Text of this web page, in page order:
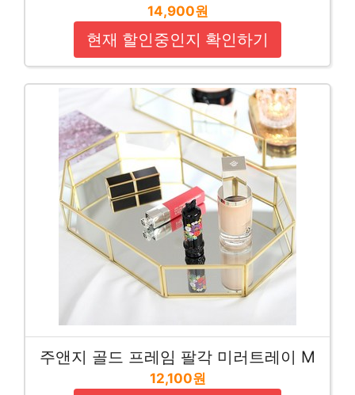
14,900원
현재 할인중인지 확인하기
주앤지 골드 프레임 팔각 미러트레이 M
12,100원